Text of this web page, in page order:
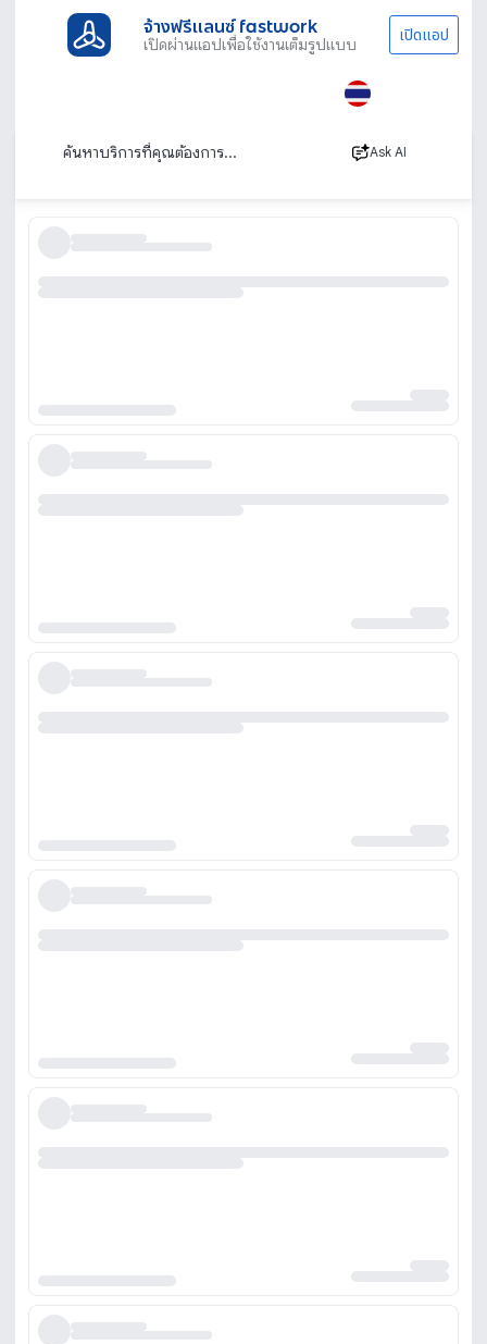
จ้างฟรีแลนซ์ fastwork
เปิดผ่านแอปเพื่อใช้งานเต็มรูปแบบ เปิดแอป
Ask AI
ติวครูผู้ช่วย สอนสด ตัวต่อตัว เรียนออนไลน์
เรียงตาม